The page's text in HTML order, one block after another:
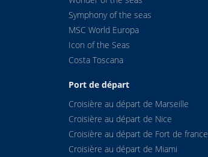
Symphony of the seas
MSC World Europa
Icon of the Seas
Costa Toscana
Port de départ
Croisière au départ de Marseille
Croisière au départ de Nice
Croisière au départ de Fort de france
Croisière au départ de Miami